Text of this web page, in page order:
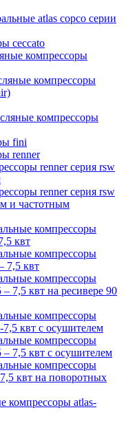
atlas copco серии
ceccato
компрессоры
компрессоры
компрессоры
fini
renner
renner серия rsw
renner серия rsw
и частотным
компрессоры
квт
компрессоры
7,5 квт
компрессоры
– 7,5 квт на ресивере 90
компрессоры
7,5 квт с осушителем
компрессоры
– 7,5 квт с осушителем
компрессоры
квт на поворотных
компрессоры atlas-